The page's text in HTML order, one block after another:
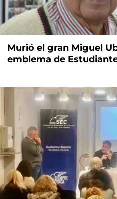
Murió el gran Miguel
emblema de